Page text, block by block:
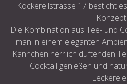
Kockerellstrasse 17 besticht
Konzept:
Die Kombination aus Tee- und
man in einem eleganten
Kännchen herrlich duftenden
Cocktail genießen und